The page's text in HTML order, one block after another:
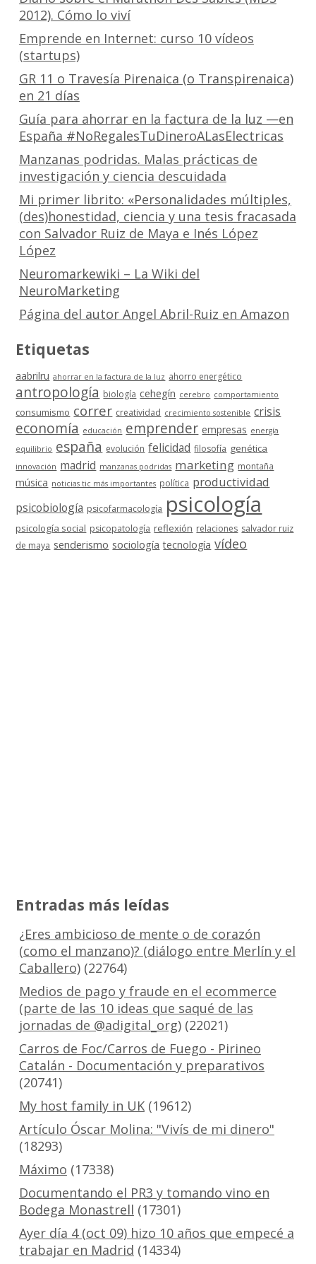
2012). Cómo lo viví
Emprende en Internet: curso 10 vídeos
(startups)
GR 11 o Travesía Pirenaica (o Transpirenaica)
en 21 días
Guía para ahorrar en la factura de la luz —en
España #NoRegalesTuDineroALasElectricas
Manzanas podridas. Malas prácticas de
investigación y ciencia descuidada
Mi primer librito: «Personalidades múltiples,
(des)honestidad, ciencia y una tesis fracasada
con Salvador Ruiz de Maya e Inés López
López
Neuromarkewiki – La Wiki del
NeuroMarketing
Página del autor Angel Abril-Ruiz en Amazon
Etiquetas
aabrilru ahorrar en la factura de la luz ahorro energético
antropología biología cehegín cerebro comportamiento
consumismo correr creatividad crecimiento sostenible crisis
economía educación emprender empresas energía
equilibrio españa evolución felicidad filosofía genética
innovación madrid manzanas podridas marketing montaña
música noticias tic más importantes política productividad
psicobiología psicofarmacología psicología
psicología social psicopatología reflexión relaciones salvador ruiz
de maya senderismo sociología tecnología vídeo
Entradas más leídas
¿Eres ambicioso de mente o de corazón
(como el manzano)? (diálogo entre Merlín y el
Caballero)(22764)
Medios de pago y fraude en el ecommerce
(parte de las 10 ideas que saqué de las
jornadas de @adigital_org)(22021)
Carros de Foc/Carros de Fuego - Pirineo
Catalán - Documentación y preparativos
(20741)
My host family in UK(19612)
Artículo Óscar Molina: "Vivís de mi dinero"
(18293)
Máximo (17338)
Documentando el PR3 y tomando vino en
Bodega Monastrell (17301)
Ayer día 4 (oct 09) hizo 10 años que empecé a
trabajar en Madrid (14334)